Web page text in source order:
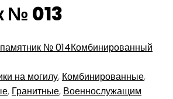
№ 013
№ 014Комбинированный
на могилу, Комбинированные,
, Гранитные, Военнослужащим